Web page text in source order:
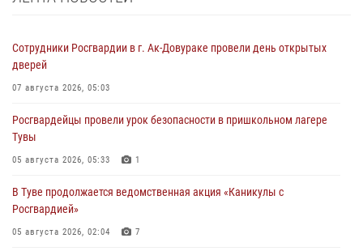
Сотрудники Росгвардии в г. Ак-Довураке провели день открытых
дверей
07 августа 2026, 05:03
Росгвардейцы провели урок безопасности в пришкольном лагере
Тувы
05 августа 2026, 05:33 1
В Туве продолжается ведомственная акция «Каникулы с
Росгвардией»
05 августа 2026, 02:04 7